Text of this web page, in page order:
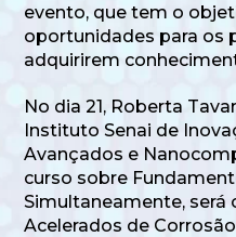
evento, que tem o
oportunidades para os
adquirirem
No dia 21, Roberta
Instituto Senai de
Avançados e
curso sobre
Simultaneamente, será
Acelerados de